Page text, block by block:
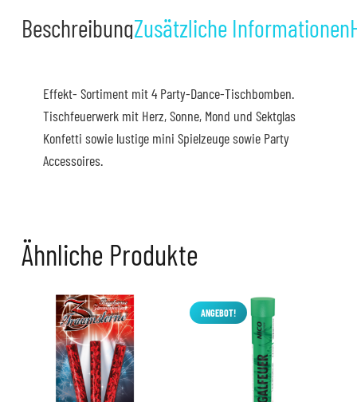
BeschreibungZusätzliche Informationen
Effekt- Sortiment mit 4 Party-Dance-Tischbomben.
Tischfeuerwerk mit Herz, Sonne, Mond und Sektglas
Konfetti sowie lustige mini Spielzeuge sowie Party
Accessoires.
Ähnliche Produkte
ANGEBOT!